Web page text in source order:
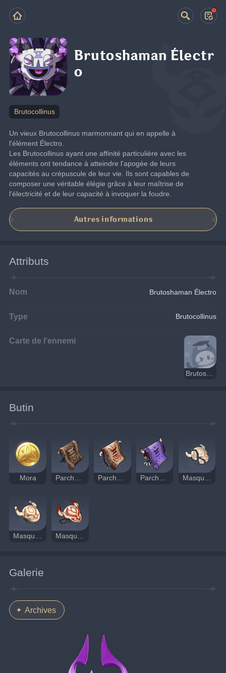
Brutoshaman Électr
o
Brutocollinus
Un vieux Brutocollinus marmonnant qui en appelle à
l'élément Électro.
Les Brutocollinus ayant une affinité particulière avec les
éléments ont tendance à atteindre l'apogée de leurs
capacités au crépuscule de leur vie. Ils sont capables de
composer une véritable élégie grâce à leur maîtrise de
l'électricité et de leur capacité à invoquer la foudre.
Autres informations
Attributs
Nom Brutoshaman Électro
Type Brutocollinus
Carte de l'ennemi
Brutoshaman Électro
Butin
Mora Parchemin divinatoire Parchemin sigillé Parchemin maudit Masque endommagé
Masque sale Masque sinistre
Galerie
Archives